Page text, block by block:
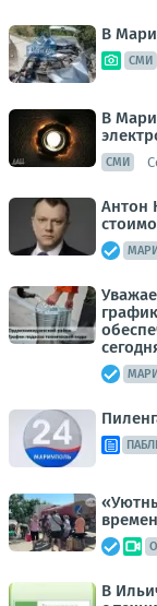
В
СМИ
В
СМИ
Антон
В